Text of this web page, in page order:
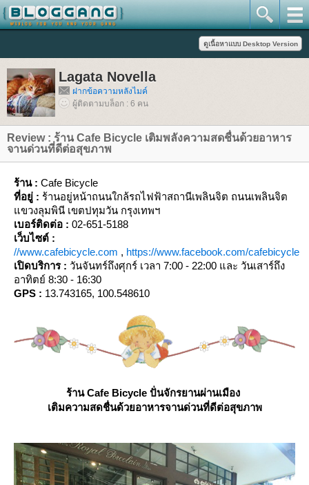
Lagata Novella
ฝากข้อความหลังไมค์
ผู้ติดตามบล็อก : 6 คน
Review : ร้าน Cafe Bicycle เติมพลังความสดชื่นด้วยอาหาร
จานด่วนที่ดีต่อสุขภาพ
ร้าน : Cafe Bicycle
ที่อยู่ : ร้านอยู่หน้าถนนใกล้รถไฟฟ้าสถานีเพลินจิต ถนนเพลินจิต
ขวงลุมพินี เขตปทุมวัน กรุงเทพฯ
เบอร์ติดต่อ : 02-651-5188
เว็บไซต์ :
//www.cafebicycle.com , https://www.facebook.com/cafebicycle
เปิดบริการ : วันจันทร์ถึงศุกร์ เวลา 7:00 - 22:00 และ วันเสาร์ถึง
อาทิตย์ 8:30 - 16:30
GPS : 13.743165, 100.548610
ร้าน Cafe Bicycle ปั่นจักรยานผ่านเมือง
เติมความสดชื่นด้วยอาหารจานด่วนที่ดีต่อสุขภาพ